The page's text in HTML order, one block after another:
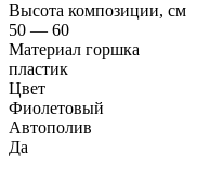
Высота композиции, см
50 — 60
Материал горшка
пластик
Цвет
Фиолетовый
Автополив
Да